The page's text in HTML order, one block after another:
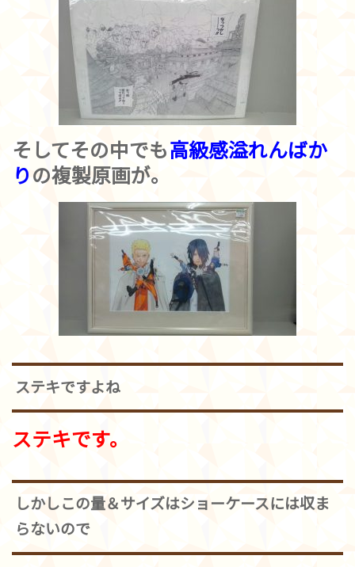
そしてその中でも高級感溢れんばか
り の複製原画が。
ステキですよね
ステキです。
しかしこの量＆サイズはショーケースには収ま
らないので